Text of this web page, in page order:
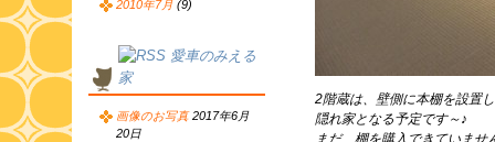
2階蔵は、壁側に本棚を設置
隠れ家となる予定です～♪
まだ、棚を購入できていま
2010年7月 (9)
愛車のみえる
家
画像のお写真 2017年6月
20日